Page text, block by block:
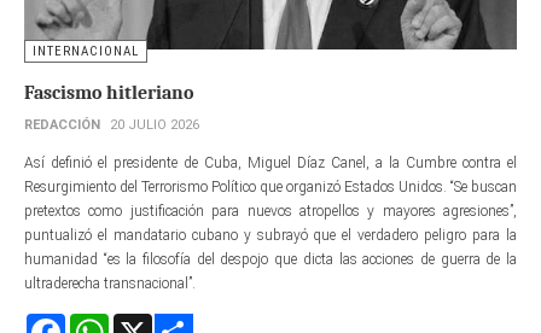
INTERNACIONAL
Fascismo hitleriano
REDACCIÓN 20 JULIO 2026
Así definió el presidente de Cuba, Miguel Díaz Canel, a la Cumbre contra el
Resurgimiento del Terrorismo Político que organizó Estados Unidos. “Se buscan
pretextos como justificación para nuevos atropellos y mayores agresiones”,
puntualizó el mandatario cubano y subrayó que el verdadero peligro para la
humanidad “es la filosofía del despojo que dicta las acciones de guerra de la
ultraderecha transnacional”.
FacebookWhatsApp